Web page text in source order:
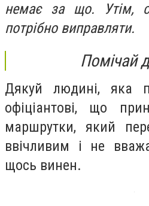
немає за що. Утім,
потрібно виправляти.
Помічай
Дякуй людині, яка
офіціантові, що
маршрутки, який
ввічливим і не
щось винен.